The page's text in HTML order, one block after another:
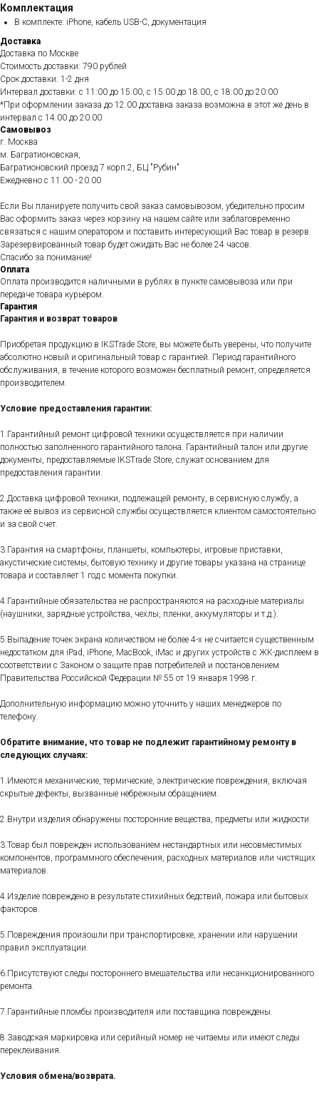
Комплектация
В комплекте: iPhone, кабель USB-C, документация
Доставка
Доставка по Москве
Стоимость доставки: 790 рублей
Срок доставки: 1-2 дня
Интервал доставки: с 11:00 до 15:00, с 15:00 до 18:00, с 18:00 до 20:00
*При оформлении заказа до 12.00 доставка заказа возможна в этот же день в
интервал с 14.00 до 20.00
Самовывоз
г. Москва
м. Багратионовская,
Багратионовский проезд 7 корп.2, БЦ "Рубин"
Ежедневно c 11.00 - 20.00
Если Вы планируете получить свой заказ самовывозом, убедительно просим
Вас оформить заказ через корзину на нашем сайте или заблаговременно
связаться с нашим оператором и поставить интересующий Вас товар в резерв.
Зарезервированный товар будет ожидать Вас не более 24 часов.
Спасибо за понимание!
Оплата
Оплата производится наличными в рублях в пункте самовывоза или при
передаче товара курьером.
Гарантия
Гарантия и возврат товаров
Приобретая продукцию в IKSTrade Store, вы можете быть уверены, что получите
абсолютно новый и оригинальный товар с гарантией. Период гарантийного
обслуживания, в течение которого возможен бесплатный ремонт, определяется
производителем.
Условие предоставления гарантии:
1.Гарантийный ремонт цифровой техники осуществляется при наличии
полностью заполненного гарантийного талона. Гарантийный талон или другие
документы, предоставляемые IKSTrade Store, служат основанием для
предоставления гарантии.
2.Доставка цифровой техники, подлежащей ремонту, в сервисную службу, а
также её вывоз из сервисной службы осуществляется клиентом самостоятельно
и за свой счет.
3.Гарантия на смартфоны, планшеты, компьютеры, игровые приставки,
акустические системы, бытовую технику и другие товары указана на странице
товара и составляет 1 год с момента покупки.
4.Гарантийные обязательства не распространяются на расходные материалы
(наушники, зарядные устройства, чехлы, пленки, аккумуляторы и т.д.).
5.Выпадение точек экрана количеством не более 4-х не считается существенным
недостатком для iPad, iPhone, MacBook, iMac и других устройств с ЖК-дисплеем в
соответствии с Законом о защите прав потребителей и постановлением
Правительства Российской Федерации № 55 от 19 января 1998 г.
Дополнительную информацию можно уточнить у наших менеджеров по
телефону.
Обратите внимание, что товар не подлежит гарантийному ремонту в
следующих случаях:
1.Имеются механические, термические, электрические повреждения, включая
скрытые дефекты, вызванные небрежным обращением.
2.Внутри изделия обнаружены посторонние вещества, предметы или жидкости.
3.Товар был поврежден использованием нестандартных или несовместимых
компонентов, программного обеспечения, расходных материалов или чистящих
материалов.
4.Изделие повреждено в результате стихийных бедствий, пожара или бытовых
факторов.
5.Повреждения произошли при транспортировке, хранении или нарушении
правил эксплуатации.
6.Присутствуют следы постороннего вмешательства или несанкционированного
ремонта.
7.Гарантийные пломбы производителя или поставщика повреждены.
8.Заводская маркировка или серийный номер не читаемы или имеют следы
переклеивания.
Условия обмена/возврата.